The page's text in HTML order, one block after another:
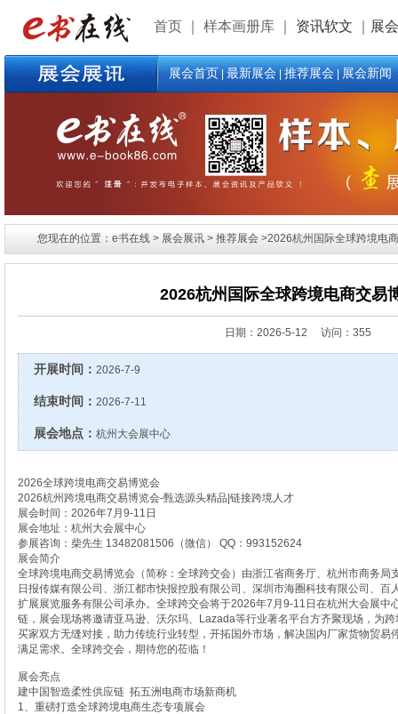
首页 样本画册库 资讯软文 展
展会首页|最新展会|推荐展会|展会新闻
您现在的位置：e书在线 > 展会展讯 > 推荐展会 >2026杭州国际全球跨境电
2026杭州国际全球跨境电商交易
日期： 2026-5-12 访问：355
开展时间： 2026-7-9
结束时间： 2026-7-11
展会地点： 杭州大会展中心
2026全球跨境电商交易博览会
2026杭州跨境电商交易博览会-甄选源头精品|链接跨境人才
展会时间：2026年7月9-11日
展会地址：杭州大会展中心
参展咨询：柴先生 13482081506（微信） QQ：993152624
展会简介
全球跨境电商交易博览会（简称：全球跨交会）由浙江省商务厅、杭州市商务局
日报传媒有限公司、浙江都市快报控股有限公司、深圳市海圈科技有限公司、百
扩展展览服务有限公司承办。全球跨交会将于2026年7月9-11日在杭州大会展中
链，展会现场将邀请亚马逊、沃尔玛、Lazada等行业著名平台方齐聚现场，为
买家双方无缝对接，助力传统行业转型，开拓国外市场，解决国内厂家货物贸易
满足需求。全球跨交会，期待您的莅临！
展会亮点
建中国智造柔性供应链 拓五洲电商市场新商机
1、重磅打造全球跨境电商生态专项展会